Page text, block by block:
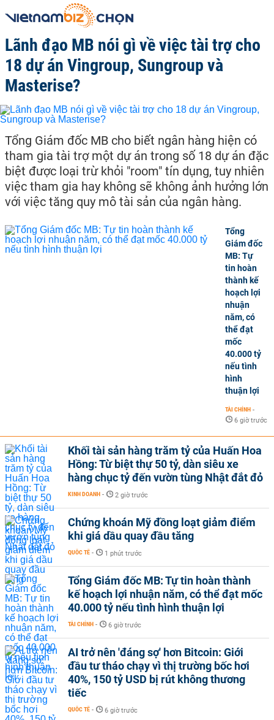
Lãnh đạo MB nói gì về việc tài trợ cho
18 dự án Vingroup, Sungroup và
Masterise?
Tổng Giám đốc MB cho biết ngân hàng hiện có
tham gia tài trợ một dự án trong số 18 dự án đặc
biệt được loại trừ khỏi "room" tín dụng, tuy nhiên
việc tham gia hay không sẽ không ảnh hưởng lớn
với việc tăng quy mô tài sản của ngân hàng.
Tổng
Giám đốc
MB: Tự
tin hoàn
thành kế
hoạch lợi
nhuận
năm, có
thể đạt
mốc
40.000 tỷ
nếu tình
hình
thuận lợi
TÀI CHÍNH -
6 giờ trước
Khối tài sản hàng trăm tỷ của Huấn Hoa
Hồng: Từ biệt thự 50 tỷ, dàn siêu xe
hàng chục tỷ đến vườn tùng Nhật đắt đỏ
KINH DOANH - 2 giờ trước
Chứng khoán Mỹ đồng loạt giảm điểm
khi giá dầu quay đầu tăng
QUỐC TẾ - 1 phút trước
Tổng Giám đốc MB: Tự tin hoàn thành
kế hoạch lợi nhuận năm, có thể đạt mốc
40.000 tỷ nếu tình hình thuận lợi
TÀI CHÍNH - 6 giờ trước
AI trở nên 'đáng sợ' hơn Bitcoin: Giới
đầu tư tháo chạy vì thị trường bốc hơi
40%, 150 tỷ USD bị rút không thương
tiếc
QUỐC TẾ - 6 giờ trước